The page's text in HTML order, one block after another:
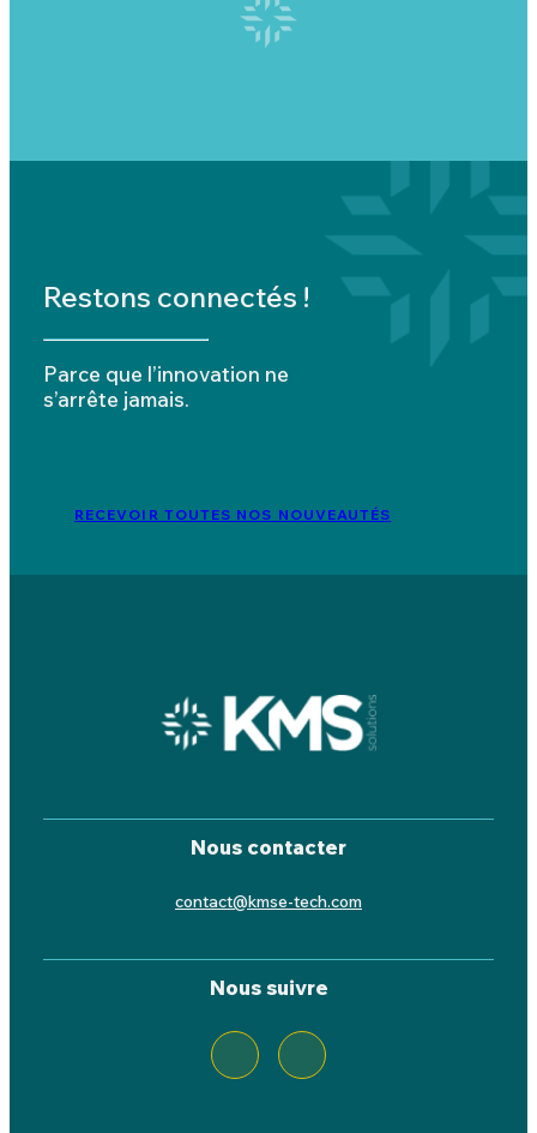
Restons connectés !
Parce que l’innovation ne
s’arrête jamais.
RECEVOIR TOUTES NOS NOUVEAUTÉS
Nous contacter
contact@kmse-tech.com
Nous suivre